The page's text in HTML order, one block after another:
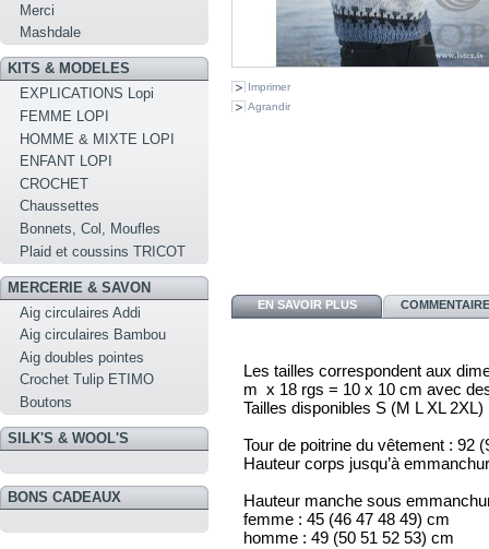
Merci
Mashdale
KITS & MODELES
EXPLICATIONS Lopi
FEMME LOPI
HOMME & MIXTE LOPI
ENFANT LOPI
CROCHET
Chaussettes
Bonnets, Col, Moufles
Plaid et coussins TRICOT
MERCERIE & SAVON
Aig circulaires Addi
Aig circulaires Bambou
Aig doubles pointes
Crochet Tulip ETIMO
Boutons
SILK'S & WOOL'S
BONS CADEAUX
Imprimer
Agrandir
EN SAVOIR PLUS
Les tailles correspondent aux
m x 18 rgs = 10 x 10 cm avec
Tailles disponibles S (M L XL 2XL)
Tour de poitrine du vêtement : 92
Hauteur corps jusqu’à
Hauteur manche sous
femme : 45 (46 47 48 49) cm
homme : 49 (50 51 52 53) cm